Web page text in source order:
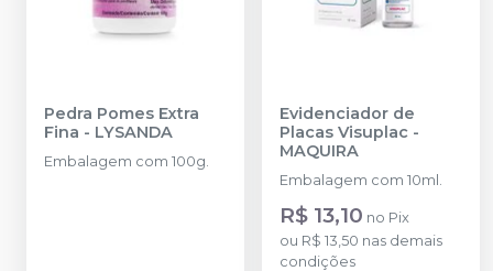
Pedra Pomes Extra
Fina - LYSANDA
Embalagem com 100g.
Evidenciador de
Placas Visuplac -
MAQUIRA
Embalagem com 10ml.
R$ 13,10 no Pix
ou R$ 13,50 nas demais
condições